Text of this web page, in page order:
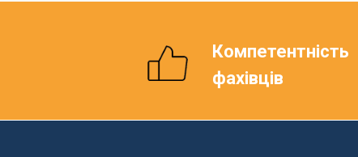
Компетентність
фахівців